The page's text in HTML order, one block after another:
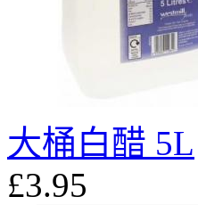
大桶白醋 5L
£3.95